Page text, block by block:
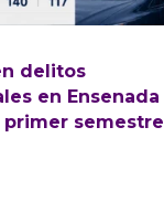
delitos
en Ensenada
semestre